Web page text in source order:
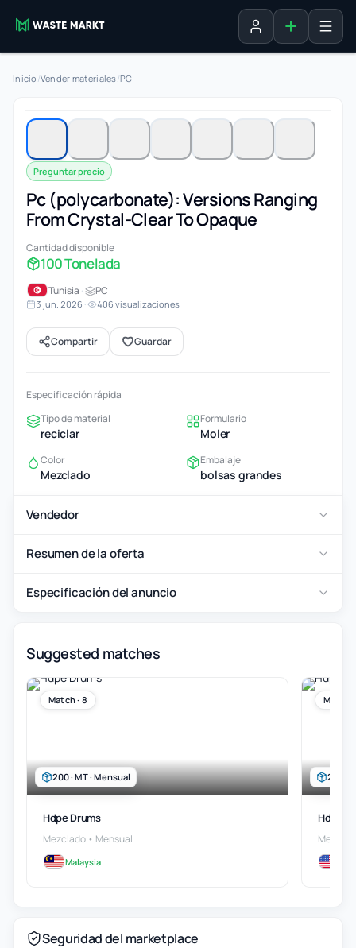
Iniciar sesión
Agregar
Inicio /Vender materiales/PC
Preguntar precio
Pc (polycarbonate): Versions Ranging
From Crystal-Clear To Opaque
Cantidad disponible
100 Tonelada
Tunisia · PC
3 jun. 2026 · 406 visualizaciones
Compartir Guardar
Especificación rápida
Tipo de material
reciclar
Formulario
Moler
Color
Mezclado
Embalaje
bolsas grandes
Vendedor
Resumen de la oferta
Especificación del anuncio
Suggested matches
200 · MT · Mensual
Match · 8
Hdpe Drums
Mezclado • Mensual
Malaysia
Match
Hdpe
Seguridad del marketplace